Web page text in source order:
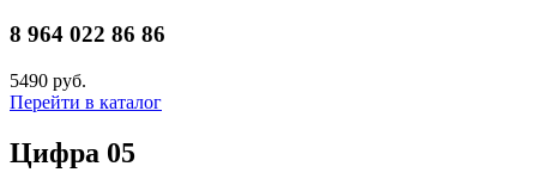
8 964 022 86 86
5490 руб.
Перейти в каталог
Цифра 05